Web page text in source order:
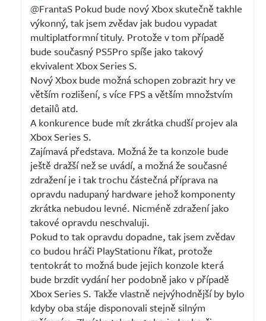
@FrantaS Pokud bude nový Xbox skutečně takhle
výkonný, tak jsem zvědav jak budou vypadat
multiplatformní tituly. Protože v tom případě
bude současný PS5Pro spíše jako takový
ekvivalent Xbox Series S.
Nový Xbox bude možná schopen zobrazit hry ve
větším rozlišení, s více FPS a větším množstvím
detailů atd.
A konkurence bude mít zkrátka chudší projev ala
Xbox Series S.
Zajímavá představa. Možná že ta konzole bude
ještě dražší než se uvádí, a možná že současné
zdražení je i tak trochu částečná příprava na
opravdu nadupaný hardware jehož komponenty
zkrátka nebudou levné. Nicméně zdražení jako
takové opravdu neschvaluji.
Pokud to tak opravdu dopadne, tak jsem zvědav
co budou hráči PlayStationu říkat, protože
tentokrát to možná bude jejich konzole která
bude brzdit vydání her podobně jako v případě
Xbox Series S. Takže vlastně nejvýhodnější by bylo
kdyby oba stáje disponovali stejně silným